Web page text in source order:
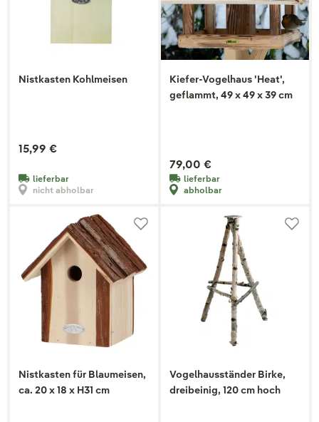
Nistkasten Kohlmeisen
15,99 €
lieferbar
nicht abholbar
Kiefer-Vogelhaus 'Heat',
geflammt, 49 x 49 x 39 cm
79,00 €
lieferbar
abholbar
Nistkasten für Blaumeisen,
ca. 20 x 18 x H31 cm
Vogelhausständer Birke,
dreibeinig, 120 cm hoch